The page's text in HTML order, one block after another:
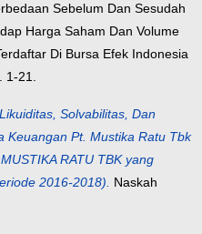
Sebelum Dan Sesudah
Harga Saham Dan Volume
Di Bursa Efek Indonesia
1-21.
Solvabilitas, Dan
Keuangan Pt. Mustika Ratu Tbk
RATU TBK yang
2016-2018). Naskah